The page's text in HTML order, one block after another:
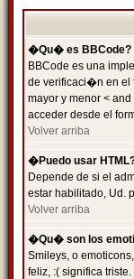
�Qu� es BBCode?
BBCode es una
de verificaci�n en el
mayor y menor <
acceder desde el
Volver arriba
�Puedo usar
Depende de si el
estar habilitado, Ud.
Volver arriba
�Qu� son los
Smileys, o
feliz, :( significa